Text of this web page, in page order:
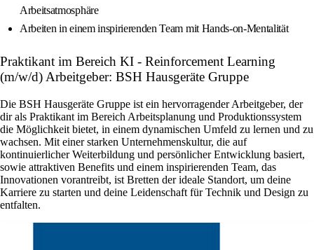
Arbeitsatmosphäre
Arbeiten in einem inspirierenden Team mit Hands-on-Mentalität
Praktikant im Bereich KI - Reinforcement Learning
(m/w/d) Arbeitgeber: BSH Hausgeräte Gruppe
Die BSH Hausgeräte Gruppe ist ein hervorragender Arbeitgeber, der
dir als Praktikant im Bereich Arbeitsplanung und Produktionssystem
die Möglichkeit bietet, in einem dynamischen Umfeld zu lernen und zu
wachsen. Mit einer starken Unternehmenskultur, die auf
kontinuierlicher Weiterbildung und persönlicher Entwicklung basiert,
sowie attraktiven Benefits und einem inspirierenden Team, das
Innovationen vorantreibt, ist Bretten der ideale Standort, um deine
Karriere zu starten und deine Leidenschaft für Technik und Design zu
entfalten.